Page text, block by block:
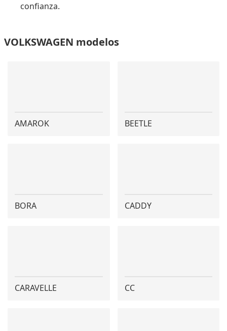
confianza.
VOLKSWAGEN modelos
AMAROK BEETLE
BORA CADDY
CARAVELLE CC